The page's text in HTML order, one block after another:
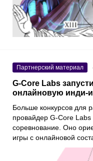
Партнерский материал
G-Core Labs
онлайновую инди-
Больше конкурсов для
провайдер G-Core Labs
соревнование. Оно
игры с онлайновой